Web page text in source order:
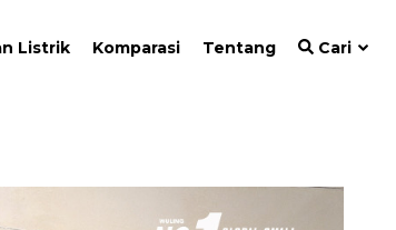
Listrik Komparasi Tentang Cari